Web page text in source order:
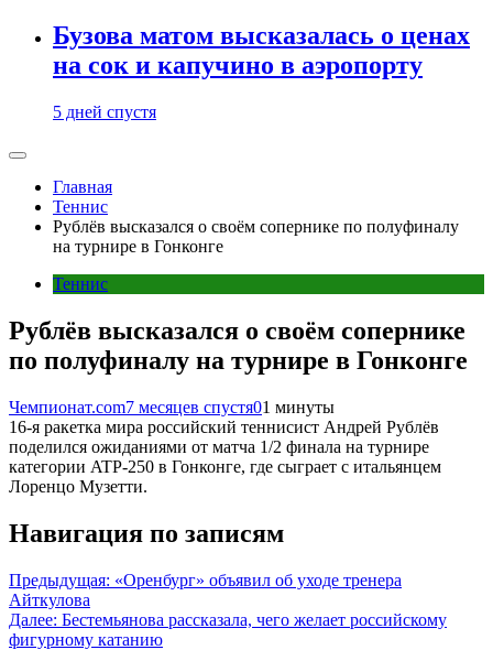
Бузова матом высказалась о ценах
на сок и капучино в аэропорту
5 дней спустя
Главная
Теннис
Рублёв высказался о своём сопернике по полуфиналу
на турнире в Гонконге
Теннис
Рублёв высказался о своём сопернике
по полуфиналу на турнире в Гонконге
Чемпионат.com7 месяцев спустя01 минуты
16-я ракетка мира российский теннисист Андрей Рублёв
поделился ожиданиями от матча 1/2 финала на турнире
категории ATP-250 в Гонконге, где сыграет с итальянцем
Лоренцо Музетти.
Навигация по записям
Предыдущая: «Оренбург» объявил об уходе тренера
Айткулова
Далее: Бестемьянова рассказала, чего желает российскому
фигурному катанию